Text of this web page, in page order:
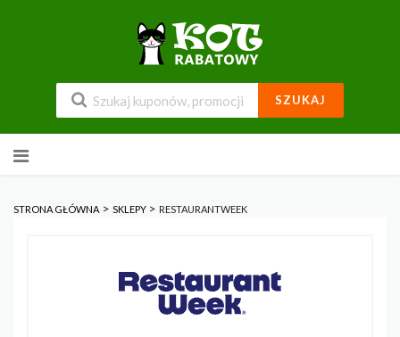
SZUKAJ
do
STRONA GŁÓWNA > SKLEPY > RESTAURANTWEEK